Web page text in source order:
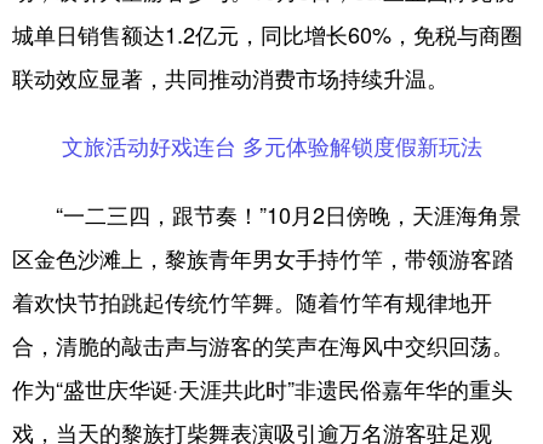
城单日销售额达1.2亿元，同比增长60%，免税与商圈
联动效应显著，共同推动消费市场持续升温。
文旅活动好戏连台 多元体验解锁度假新玩法
“一二三四，跟节奏！”10月2日傍晚，天涯海角景
区金色沙滩上，黎族青年男女手持竹竿，带领游客踏
着欢快节拍跳起传统竹竿舞。随着竹竿有规律地开
合，清脆的敲击声与游客的笑声在海风中交织回荡。
作为“盛世庆华诞·天涯共此时”非遗民俗嘉年华的重头
戏，当天的黎族打柴舞表演吸引逾万名游客驻足观